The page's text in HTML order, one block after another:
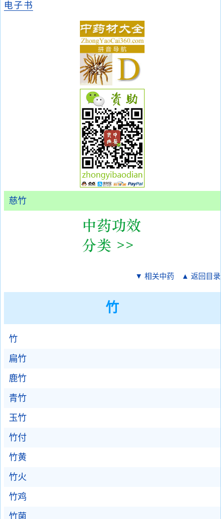
电子书
慈竹
▼ 相关中药 ▲ 返回目录
竹
竹
扁竹
鹿竹
青竹
玉竹
竹付
竹黄
竹火
竹鸡
竹菌